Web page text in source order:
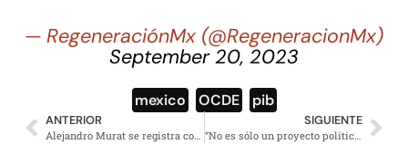
— RegeneraciónMx (@RegeneracionMx)
September 20, 2023
mexico OCDE pib
ANTERIOR
Alejandro Murat se registra como candidato al senado por Morena
SIGUIENTE
“No es sólo un proyecto político”; Clara Brugada se reúne con candidato a las alcaldías de la CDMX